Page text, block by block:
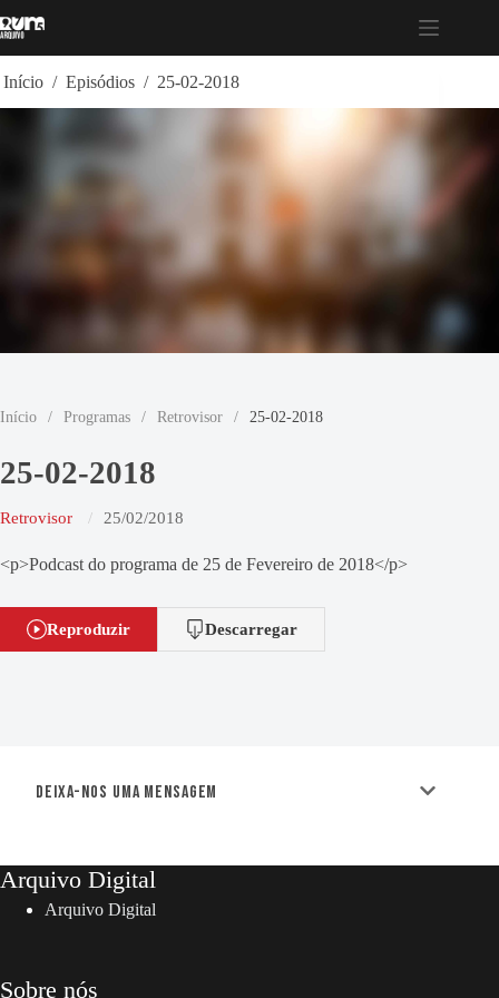
para
Início / Episódios / 25-02-2018
Início / Programas / Retrovisor / 25-02-2018
25-02-2018
Retrovisor 25/02/2018
<p>Podcast do programa de 25 de Fevereiro de 2018</p>
Reproduzir Descarregar
Deixa-nos uma mensagem
Arquivo Digital
Arquivo Digital
Sobre nós